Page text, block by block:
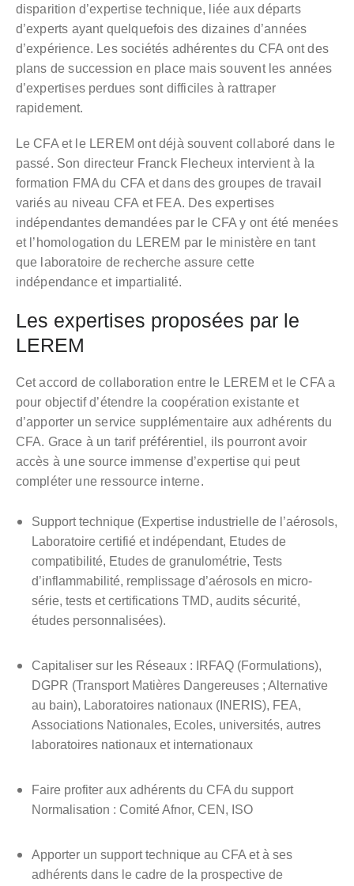
disparition d’expertise technique, liée aux départs
d’experts ayant quelquefois des dizaines d’années
d’expérience. Les sociétés adhérentes du CFA ont des
plans de succession en place mais souvent les années
d’expertises perdues sont difficiles à rattraper
rapidement.
Le CFA et le LEREM ont déjà souvent collaboré dans le
passé. Son directeur Franck Flecheux intervient à la
formation FMA du CFA et dans des groupes de travail
variés au niveau CFA et FEA. Des expertises
indépendantes demandées par le CFA y ont été menées
et l’homologation du LEREM par le ministère en tant
que laboratoire de recherche assure cette
indépendance et impartialité.
Les expertises proposées par le
LEREM
Cet accord de collaboration entre le LEREM et le CFA a
pour objectif d’étendre la coopération existante et
d’apporter un service supplémentaire aux adhérents du
CFA. Grace à un tarif préférentiel, ils pourront avoir
accès à une source immense d’expertise qui peut
compléter une ressource interne.
Support technique (Expertise industrielle de l’aérosols,
Laboratoire certifié et indépendant, Etudes de
compatibilité, Etudes de granulométrie, Tests
d’inflammabilité, remplissage d’aérosols en micro-
série, tests et certifications TMD, audits sécurité,
études personnalisées).
Capitaliser sur les Réseaux : IRFAQ (Formulations),
DGPR (Transport Matières Dangereuses ; Alternative
au bain), Laboratoires nationaux (INERIS), FEA,
Associations Nationales, Ecoles, universités, autres
laboratoires nationaux et internationaux
Faire profiter aux adhérents du CFA du support
Normalisation : Comité Afnor, CEN, ISO
Apporter un support technique au CFA et à ses
adhérents dans le cadre de la prospective de